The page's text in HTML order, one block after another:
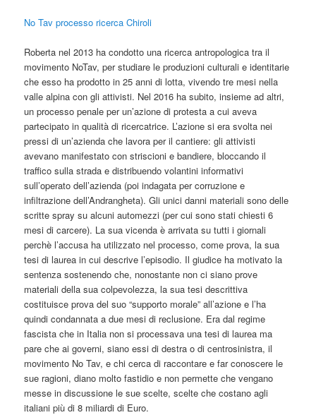
NoTav processo ricerca Chiroli
Roberta nel 2013 ha condotto una ricerca antropologica tra il
movimento NoTav, per studiare le produzioni culturali e identitarie
che esso ha prodotto in 25 anni di lotta, vivendo tre mesi nella
valle alpina con gli attivisti. Nel 2016 ha subito, insieme ad altri,
un processo penale per un’azione di protesta a cui aveva
partecipato in qualità di ricercatrice. L’azione si era svolta nei
pressi di un’azienda che lavora per il cantiere: gli attivisti
avevano manifestato con striscioni e bandiere, bloccando il
traffico sulla strada e distribuendo volantini informativi
sull’operato dell’azienda (poi indagata per corruzione e
infiltrazione dell’Andrangheta). Gli unici danni materiali sono delle
scritte spray su alcuni automezzi (per cui sono stati chiesti 6
mesi di carcere). La sua vicenda è arrivata su tutti i giornali
perchè l’accusa ha utilizzato nel processo, come prova, la sua
tesi di laurea in cui descrive l’episodio. Il giudice ha motivato la
sentenza sostenendo che, nonostante non ci siano prove
materiali della sua colpevolezza, la sua tesi descrittiva
costituisce prova del suo “supporto morale” all’azione e l’ha
quindi condannata a due mesi di reclusione. Era dal regime
fascista che in Italia non si processava una tesi di laurea ma
pare che ai governi, siano essi di destra o di centrosinistra, il
movimento No Tav, e chi cerca di raccontare e far conoscere le
sue ragioni, diano molto fastidio e non permette che vengano
messe in discussione le sue scelte, scelte che costano agli
italiani più di 8 miliardi di Euro.